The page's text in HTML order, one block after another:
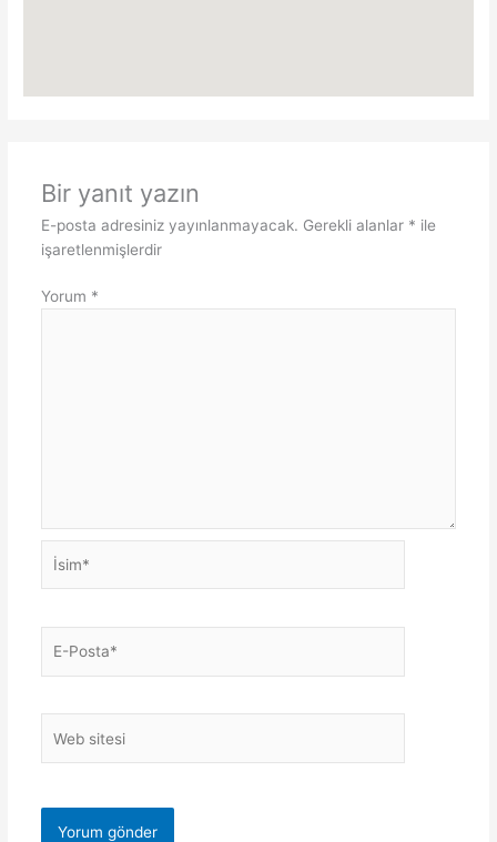
Bir yanıt yazın
E-posta adresiniz yayınlanmayacak. Gerekli alanlar * ile
işaretlenmişlerdir
Yorum *
Posta*
sitesi